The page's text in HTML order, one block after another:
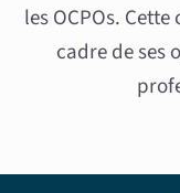
les OCPOs.
cadre de ses